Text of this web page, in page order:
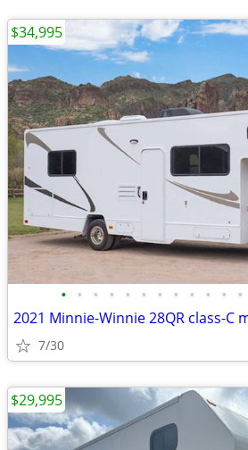
• • • • • • • • • • • •
2021 Minnie-Winnie 28QR class-C
7/30
$34,995
$29,995